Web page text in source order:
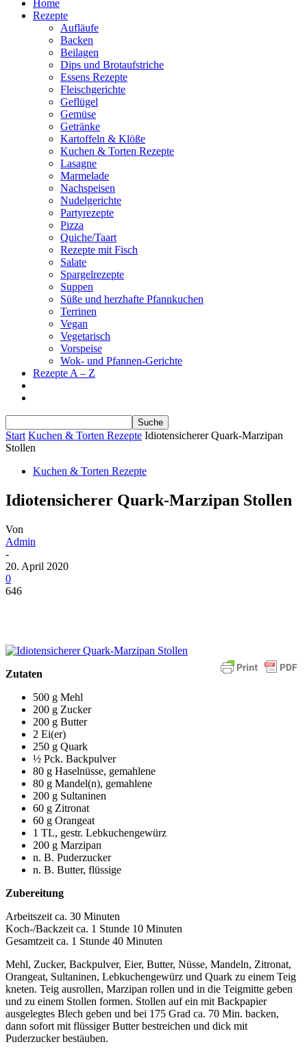
Home
Rezepte
Aufläufe
Backen
Beilagen
Dips und Brotaufstriche
Essens Rezepte
Fleischgerichte
Geflügel
Gemüse
Getränke
Kartoffeln & Klöße
Kuchen & Torten Rezepte
Lasagne
Marmelade
Nachspeisen
Nudelgerichte
Partyrezepte
Pizza
Quiche/Taart
Rezepte mit Fisch
Salate
Spargelrezepte
Suppen
Süße und herzhafte Pfannkuchen
Terrinen
Vegan
Vegetarisch
Vorspeise
Wok- und Pfannen-Gerichte
Rezepte A – Z
Start Kuchen & Torten Rezepte Idiotensicherer Quark-Marzipan
Stollen
Kuchen & Torten Rezepte
Idiotensicherer Quark-Marzipan Stollen
Von
Admin
-
20. April 2020
0
646
Zutaten
500 g Mehl
200 g Zucker
200 g Butter
2 Ei(er)
250 g Quark
½ Pck. Backpulver
80 g Haselnüsse, gemahlene
80 g Mandel(n), gemahlene
200 g Sultaninen
60 g Zitronat
60 g Orangeat
1 TL, gestr. Lebkuchengewürz
200 g Marzipan
n. B. Puderzucker
n. B. Butter, flüssige
Zubereitung
Arbeitszeit ca. 30 Minuten
Koch-/Backzeit ca. 1 Stunde 10 Minuten
Gesamtzeit ca. 1 Stunde 40 Minuten
Mehl, Zucker, Backpulver, Eier, Butter, Nüsse, Mandeln, Zitronat,
Orangeat, Sultaninen, Lebkuchengewürz und Quark zu einem Teig
kneten. Teig ausrollen, Marzipan rollen und in die Teigmitte geben
und zu einem Stollen formen. Stollen auf ein mit Backpapier
ausgelegtes Blech geben und bei 175 Grad ca. 70 Min. backen,
dann sofort mit flüssiger Butter bestreichen und dick mit
Puderzucker bestäuben.